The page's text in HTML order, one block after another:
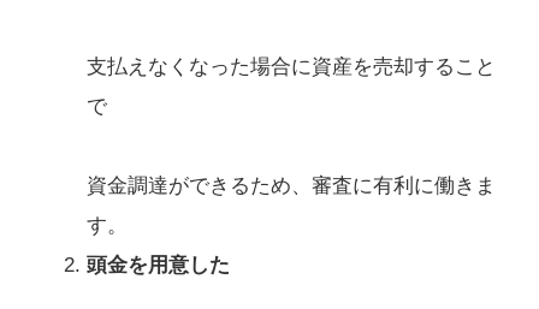
支払えなくなった場合に資産を売却すること
で
資金調達ができるため、審査に有利に働きま
す。
頭金を用意した